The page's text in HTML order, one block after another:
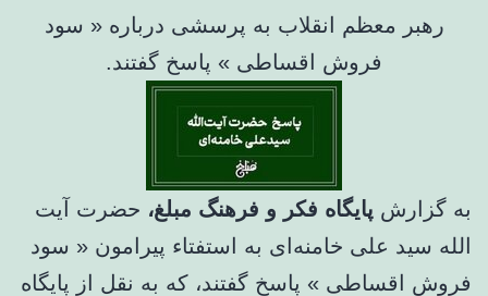
رهبر معظم انقلاب به پرسشی درباره « سود
فروش اقساطی » پاسخ گفتند.
به گزارش پایگاه فکر و فرهنگ مبلغ، حضرت آیت
الله سید علی خامنه‌ای به استفتاء پیرامون « سود
فروش اقساطی » پاسخ گفتند، که به نقل از پایگاه